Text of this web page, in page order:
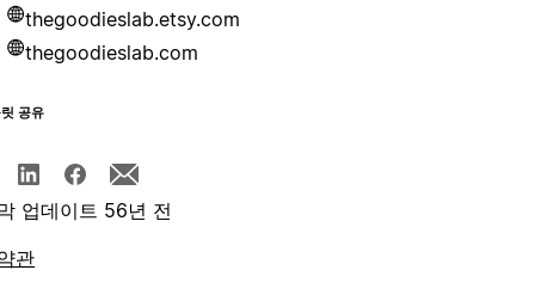
thegoodieslab.etsy.com
thegoodieslab.com
공유
업데이트 56년 전
관